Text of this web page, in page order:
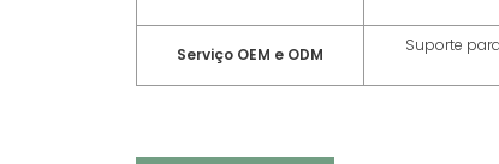
Serviço OEM e ODM
Suporte